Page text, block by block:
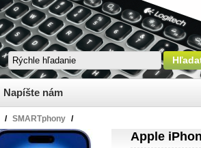
Napíšte nám
/ SMARTphony /
Apple